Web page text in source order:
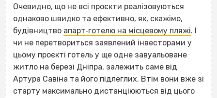
Очевидно, що не всі проєкти реалізовуються
однаково швидко та ефективно, як, скажімо,
будівництво апарт‐готелю на місцевому пляжі. І
чи не перетвориться заявлений інвесторами у
цьому проєкті готель у ще одне завуальоване
житло на березі Дніпра, залежить саме від
Артура Савіна та його підлеглих. Втім вони вже зі
старту максимально дистанціюються від цього